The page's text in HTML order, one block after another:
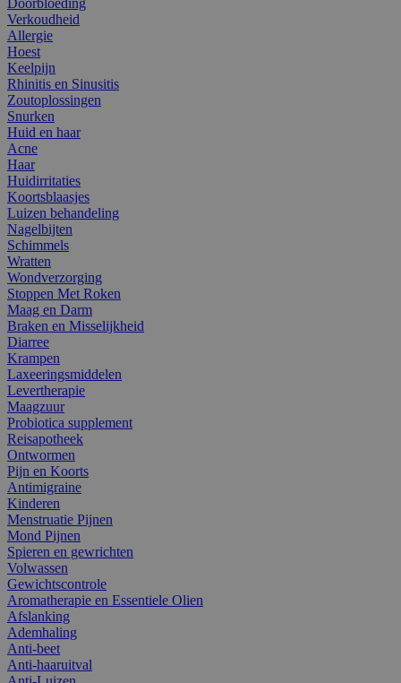
Verkoudheid
Allergie
Hoest
Keelpijn
Rhinitis en Sinusitis
Zoutoplossingen
Snurken
Huid en haar
Acne
Haar
Huidirritaties
Koortsblaasjes
Luizen behandeling
Nagelbijten
Schimmels
Wratten
Wondverzorging
Stoppen Met Roken
Maag en Darm
Braken en Misselijkheid
Diarree
Krampen
Laxeeringsmiddelen
Levertherapie
Maagzuur
Probiotica supplement
Reisapotheek
Ontwormen
Pijn en Koorts
Antimigraine
Kinderen
Menstruatie Pijnen
Mond Pijnen
Spieren en gewrichten
Volwassen
Gewichtscontrole
Aromatherapie en Essentiele Olien
Afslanking
Ademhaling
Anti-beet
Anti-haaruitval